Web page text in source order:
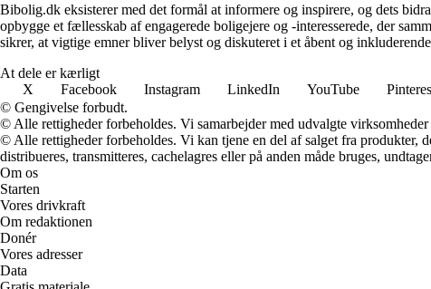
Bibolig.dk eksisterer med det formål at informere og inspirere, og dets
opbygge et fællesskab af engagerede boligejere og -interesserede, der
sikrer, at vigtige emner bliver belyst og diskuteret i et åbent og
At dele er kærligt
X
Facebook Instagram LinkedIn YouTube
© Gengivelse forbudt.
© Alle rettigheder forbeholdes. Vi samarbejder med udvalgte
© Alle rettigheder forbeholdes. Vi kan tjene en del af salget fra produkter,
distribueres, transmitteres, cachelagres eller på anden måde bruges,
Om os
Starten
Vores drivkraft
Om redaktionen
Donér
Vores adresser
Data